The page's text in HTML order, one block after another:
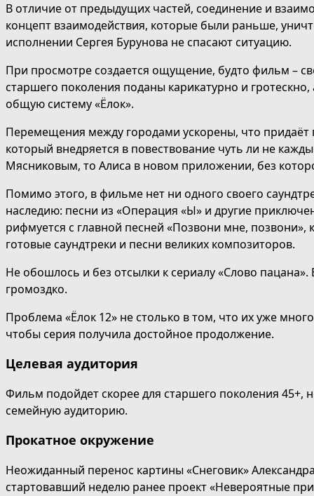
В отличие от предыдущих частей, соединение и
концепт взаимодействия, которые были раньше,
исполнении Сергея Бурунова не спасают ситуацию.
При просмотре создается ощущение, будто фильм –
старшего поколения поданы карикатурно и
общую систему «Ёлок».
Перемещения между городами ускорены, что придаёт
который внедряется в повествование чуть ли не
Мясниковым, то Алиса в новом приложении, без
Помимо этого, в фильме нет ни одного своего
наследию: песни из «Операция «Ы» и другие
рифмуется с главной песней «Позвони мне,
готовые саундтреки и песни великих композиторов.
Не обошлось и без отсылки к сериалу «Слово
громоздко.
Проблема «Ёлок 12» не столько в том, что их уже
чтобы серия получила достойное продолжение.
Целевая аудитория
Фильм подойдет скорее для старшего поколения
семейную аудиторию.
Прокатное окружение
Неожиданный перенос картины «Снеговик»
стартовавший неделю ранее проект «Невероятные